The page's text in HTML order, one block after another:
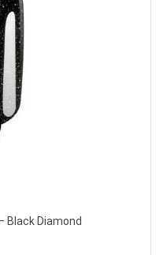
Black Diamond